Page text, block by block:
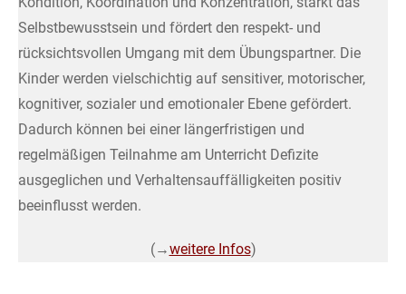
Selbstbewusstsein und fördert den respekt- und
rücksichtsvollen Umgang mit dem Übungspartner. Die
Kinder werden vielschichtig auf sensitiver, motorischer,
kognitiver, sozialer und emotionaler Ebene gefördert.
Dadurch können bei einer längerfristigen und
regelmäßigen Teilnahme am Unterricht Defizite
ausgeglichen und Verhaltensauffälligkeiten positiv
beeinflusst werden.
(→weitere Infos)